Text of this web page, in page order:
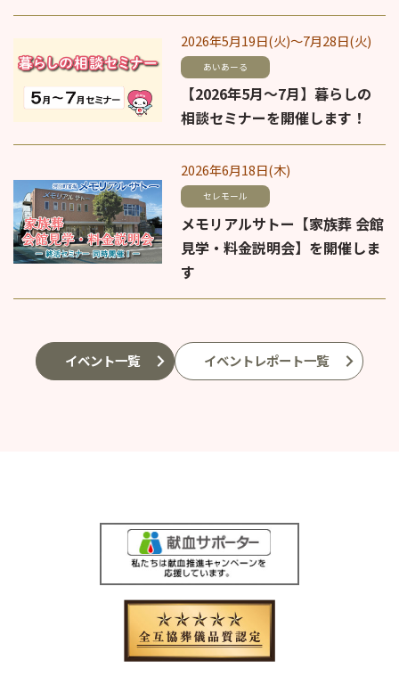
2026年5月19日(火)～7月28日(火)
あいあーる
【2026年5月～7月】暮らしの
相談セミナーを開催します！
2026年6月18日(木)
セレモール
メモリアルサトー【家族葬 会館
見学・料金説明会】を開催しま
す
イベント一覧 イベントレポート一覧